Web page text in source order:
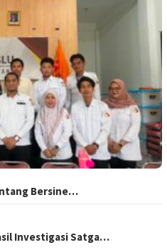
Bersine…
Investigasi Satga…